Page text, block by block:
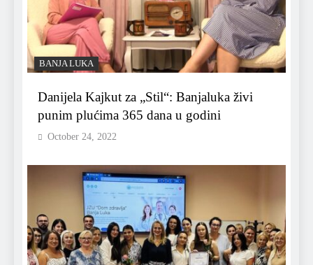
BANJA LUKA
Danijela Kajkut za „Stil“: Banjaluka živi
punim plućima 365 dana u godini
October 24, 2022